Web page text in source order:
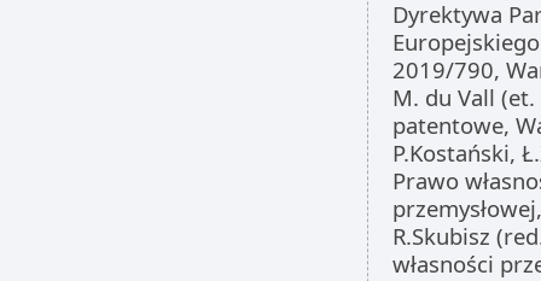
Dyrektywa
2019/790,
M. du Vall
patentowe,
P.Kostański,
Prawo
R.Skubisz
własności